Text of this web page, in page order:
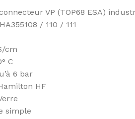
VP (TOP68 ESA)
/ 110 / 111
cm
C
6 bar
HF
simple